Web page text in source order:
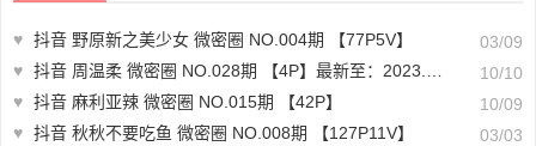
♥ 抖音 野原新之美少女 微密圈 NO.004期 【77P5V】
03/09
♥ 抖音 周温柔 微密圈 NO.028期 【4P】最新至：2023.7.3
10/10
♥ 抖音 麻利亚辣 微密圈 NO.015期 【42P】
10/09
♥ 抖音 秋秋不要吃鱼 微密圈 NO.008期 【127P11V】
03/03